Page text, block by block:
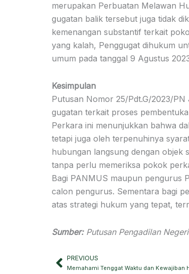
merupakan Perbuatan Melawan
gugatan balik tersebut juga tidak
kemenangan substantif terkait
yang kalah, Penggugat dihukum
umum pada tanggal 9 Agustus
Kesimpulan
Putusan Nomor 25/Pdt.G/2023/
gugatan terkait proses
Perkara ini menunjukkan bahwa
tetapi juga oleh terpenuhinya
hubungan langsung dengan objek
tanpa perlu memeriksa pokok
Bagi PANMUS maupun pengurus
calon pengurus. Sementara bagi
atas strategi hukum yang tepat,
Sumber:Putusan Pengadilan
Prev
PREVIOUS